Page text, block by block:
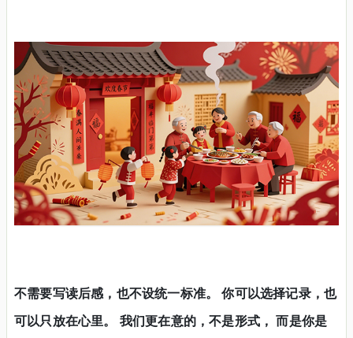
不需要写读后感，也不设统一标准。 你可以选择记录，也
可以只放在心里。 我们更在意的，不是形式， 而是你是